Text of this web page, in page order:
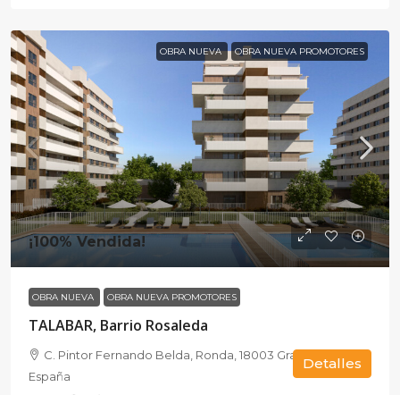
OBRA NUEVA OBRA NUEVA PROMOTORES
¡100% Vendida!
OBRA NUEVA OBRA NUEVA PROMOTORES
TALABAR, Barrio Rosaleda
C. Pintor Fernando Belda, Ronda, 18003 Granada,
España
Detalles